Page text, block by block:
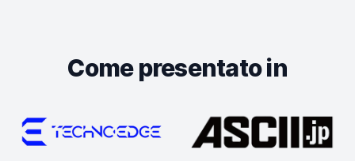
Come presentato in